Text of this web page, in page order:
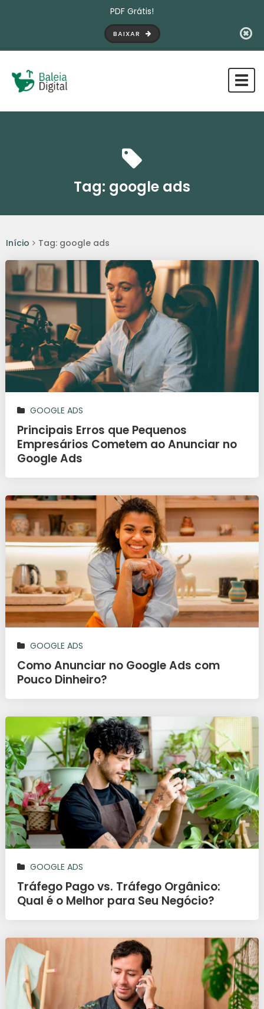
PDF Grátis!
BAIXAR
Tag: google ads
Início Tag: google ads
GOOGLE ADS
Principais Erros que Pequenos
Empresários Cometem ao Anunciar no
Google Ads
GOOGLE ADS
Como Anunciar no Google Ads com
Pouco Dinheiro?
GOOGLE ADS
Tráfego Pago vs. Tráfego Orgânico:
Qual é o Melhor para Seu Negócio?